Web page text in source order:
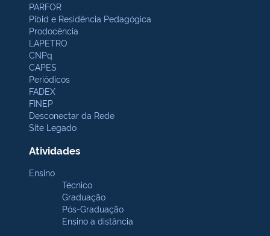
PARFOR
Pibid e Residência Pedagógica
Prodocência
LAPETRO
CNPq
CAPES
Periódicos
FADEX
FINEP
Desconectar da Rede
Site Legado
Atividades
Ensino
Técnico
Graduação
Pós-Graduação
Ensino a distância